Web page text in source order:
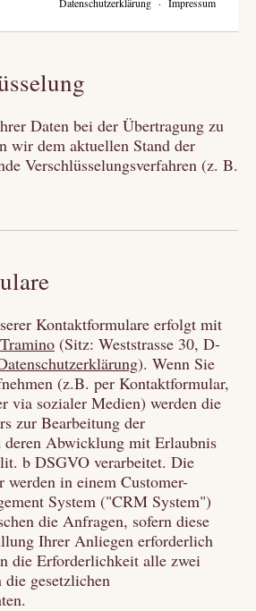
Daten bei der Übertragung zu
wir dem aktuellen Stand der
Verschlüsselungsverfahren (z. B.
Kontaktformulare erfolgt mit
Tramino (Sitz: Weststrasse 30, D-
). Wenn Sie
(z.B. per Kontaktformular,
via sozialer Medien) werden die
zur Bearbeitung der
deren Abwicklung mit Erlaubnis
b DSGVO verarbeitet. Die
werden in einem Customer-
System ("CRM System")
die Anfragen, sofern diese
Ihrer Anliegen erforderlich
die Erforderlichkeit alle zwei
die gesetzlichen